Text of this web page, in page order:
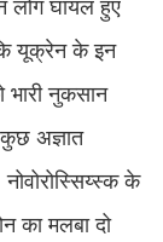
लोग घायल हुए
यूक्रेन के इन
भारी नुकसान
अज्ञात
के
का मलबा दो